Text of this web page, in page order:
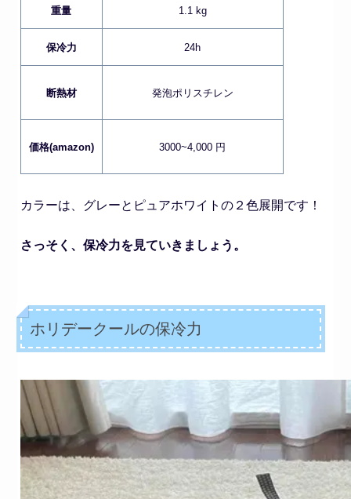
重量 1.1 kg
保冷力 24h
断熱材 発泡ポリスチレン
価格(amazon) 3000~4,000 円
カラーは、グレーとピュアホワイトの２色展開です！
さっそく、保冷力を見ていきましょう。
ホリデークールの保冷力